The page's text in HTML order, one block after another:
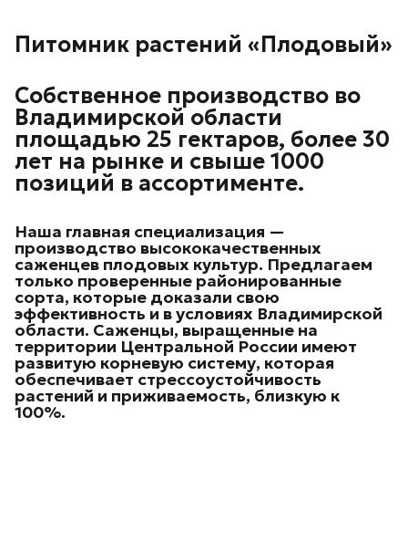
Питомник растений «Плодовый»
Собственное производство во
Владимирской области
площадью 25 гектаров, более 30
лет на рынке и свыше 1000
позиций в ассортименте.
Наша главная специализация —
производство высококачественных
саженцев плодовых культур. Предлагаем
только проверенные районированные
сорта, которые доказали свою
эффективность и в условиях Владимирской
области. Саженцы, выращенные на
территории Центральной России имеют
развитую корневую систему, которая
обеспечивает стрессоустойчивость
растений и приживаемость, близкую к
100%.